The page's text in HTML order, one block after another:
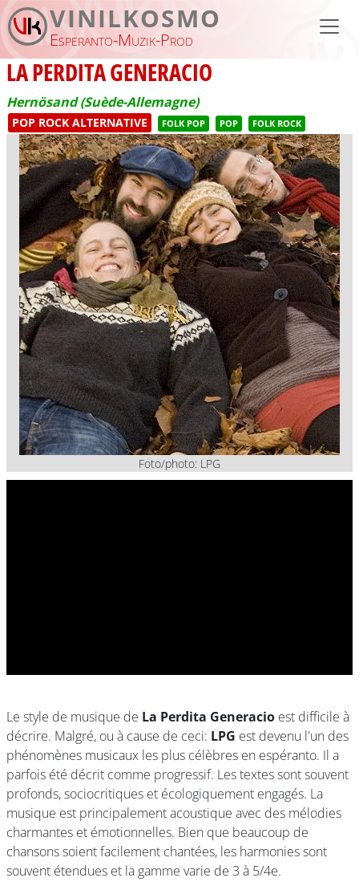
Aller au contenu principal
VINILKOSMO
Esperanto-Muzik-Prod
LA PERDITA GENERACIO
Hernösand (Suède-Allemagne)
POP ROCK ALTERNATIVE FOLK POP POP FOLK ROCK
Foto/photo: LPG
Le style de musique de La Perdita Generacio est difficile à
décrire. Malgré, ou à cause de ceci: LPG est devenu l'un des
phénomènes musicaux les plus célèbres en espéranto. Il a
parfois été décrit comme progressif. Les textes sont souvent
profonds, sociocritiques et écologiquement engagés. La
musique est principalement acoustique avec des mélodies
charmantes et émotionnelles. Bien que beaucoup de
chansons soient facilement chantées, les harmonies sont
souvent étendues et la gamme varie de 3 à 5/4e.